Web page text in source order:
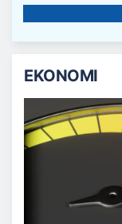
EKONOMI